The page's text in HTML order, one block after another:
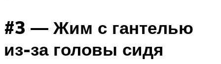
#3 — Жим с гантелью
из-за головы сидя